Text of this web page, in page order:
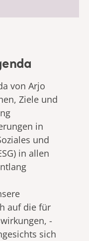
von Arjo
Ziele und
in
und
in allen
auf die für
-
sich